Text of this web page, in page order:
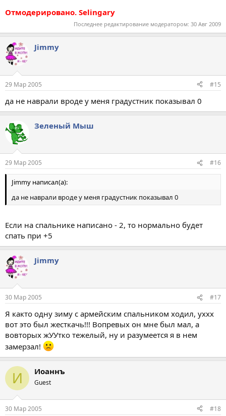
Отмодерировано. Selingary
Последнее редактирование модератором: 30 Авг 2009
Jimmy
29 Мар 2005 #15
да не наврали вроде у меня градустник показывал 0
Зеленый Мыш
29 Мар 2005 #16
Jimmy написал(а):
да не наврали вроде у меня градустник показывал 0
Если на спальнике написано - 2, то нормально будет
спать при +5
Jimmy
30 Мар 2005 #17
Я както одну зиму с армейским спальником ходил, уххх
вот это был жесткачь!!! Вопревых он мне был мал, а
вовторых жУУтко тежелый, ну и разумеется я в нем
замерзал!
И Иоаннъ
Guest
30 Мар 2005 #18